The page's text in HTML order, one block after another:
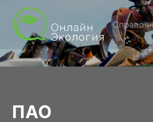
ПАО